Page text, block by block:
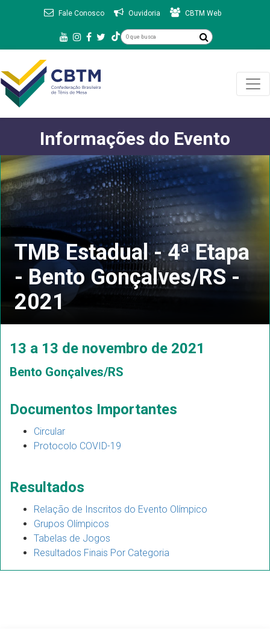
Fale Conosco Ouvidoria CBTM Web
Informações do Evento
TMB Estadual - 4ª Etapa
- Bento Gonçalves/RS -
2021
13 a 13 de novembro de 2021
Bento Gonçalves/RS
Documentos Importantes
Circular
Protocolo COVID-19
Resultados
Relação de Inscritos do Evento Olímpico
Grupos Olímpicos
Tabelas de Jogos
Resultados Finais Por Categoria